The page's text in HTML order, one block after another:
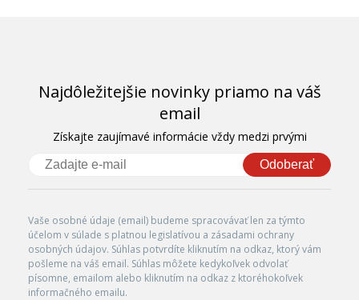
Najdôležitejšie novinky priamo na váš
email
Získajte zaujímavé informácie vždy medzi prvými
Odoberať
Vaše osobné údaje (email) budeme spracovávať len za týmto
účelom v súlade s platnou legislatívou a zásadami ochrany
osobných údajov. Súhlas potvrdíte kliknutím na odkaz, ktorý vám
pošleme na váš email. Súhlas môžete kedykoľvek odvolať
písomne, emailom alebo kliknutím na odkaz z ktoréhokoľvek
informačného emailu.